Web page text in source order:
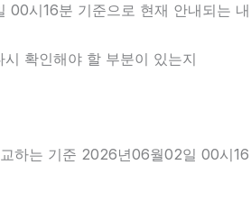
00시16분 기준으로 현재 안내되는 내
확인해야 할 부분이 있는지
하는 기준 2026년06월02일 00시16